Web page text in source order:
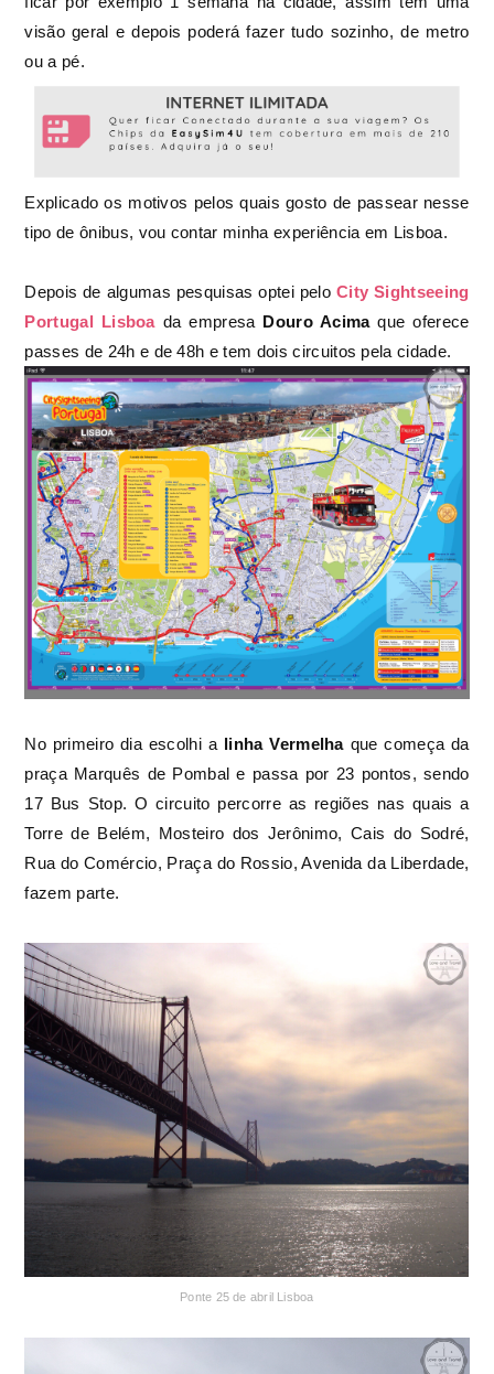
visão geral e depois poderá fazer tudo sozinho, de metro
ou a pé.
Explicado os motivos pelos quais gosto de passear nesse
tipo de ônibus, vou contar minha experiência em Lisboa.
Depois de algumas pesquisas optei pelo City Sightseeing
Portugal Lisboada empresa Douro Acimaque oferece
passes de 24h e de 48h e tem dois circuitos pela cidade.
No primeiro dia escolhi a linha Vermelha que começa da
praça Marquês de Pombal e passa por 23 pontos, sendo
17 Bus Stop. O circuito percorre as regiões nas quais a
Torre de Belém, Mosteiro dos Jerônimo, Cais do Sodré,
Rua do Comércio, Praça do Rossio, Avenida da Liberdade,
fazem parte.
Ponte 25 de abril Lisboa